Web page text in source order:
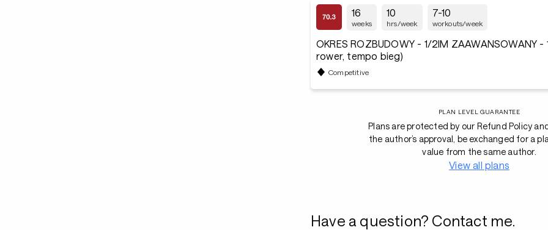
16
weeks
10
hrs/week
7-10
workouts/week
OKRES ROZBUDOWY - 1/2IM ZAAWANSOWANY
rower, tempo bieg)
Competitive
PLAN LEVEL GUARANTEE
Plans are protected by our Refund Policy
the author’s approval, be exchanged for a
value from the same author.
View all plans
Have a question? Contact me.